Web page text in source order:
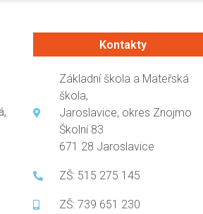
Kontakty
Základní škola a Mateřská
škola,
Jaroslavice, okres Znojmo
Školní 83
671 28 Jaroslavice
ZŠ: 515 275 145
ZŠ: 739 651 230